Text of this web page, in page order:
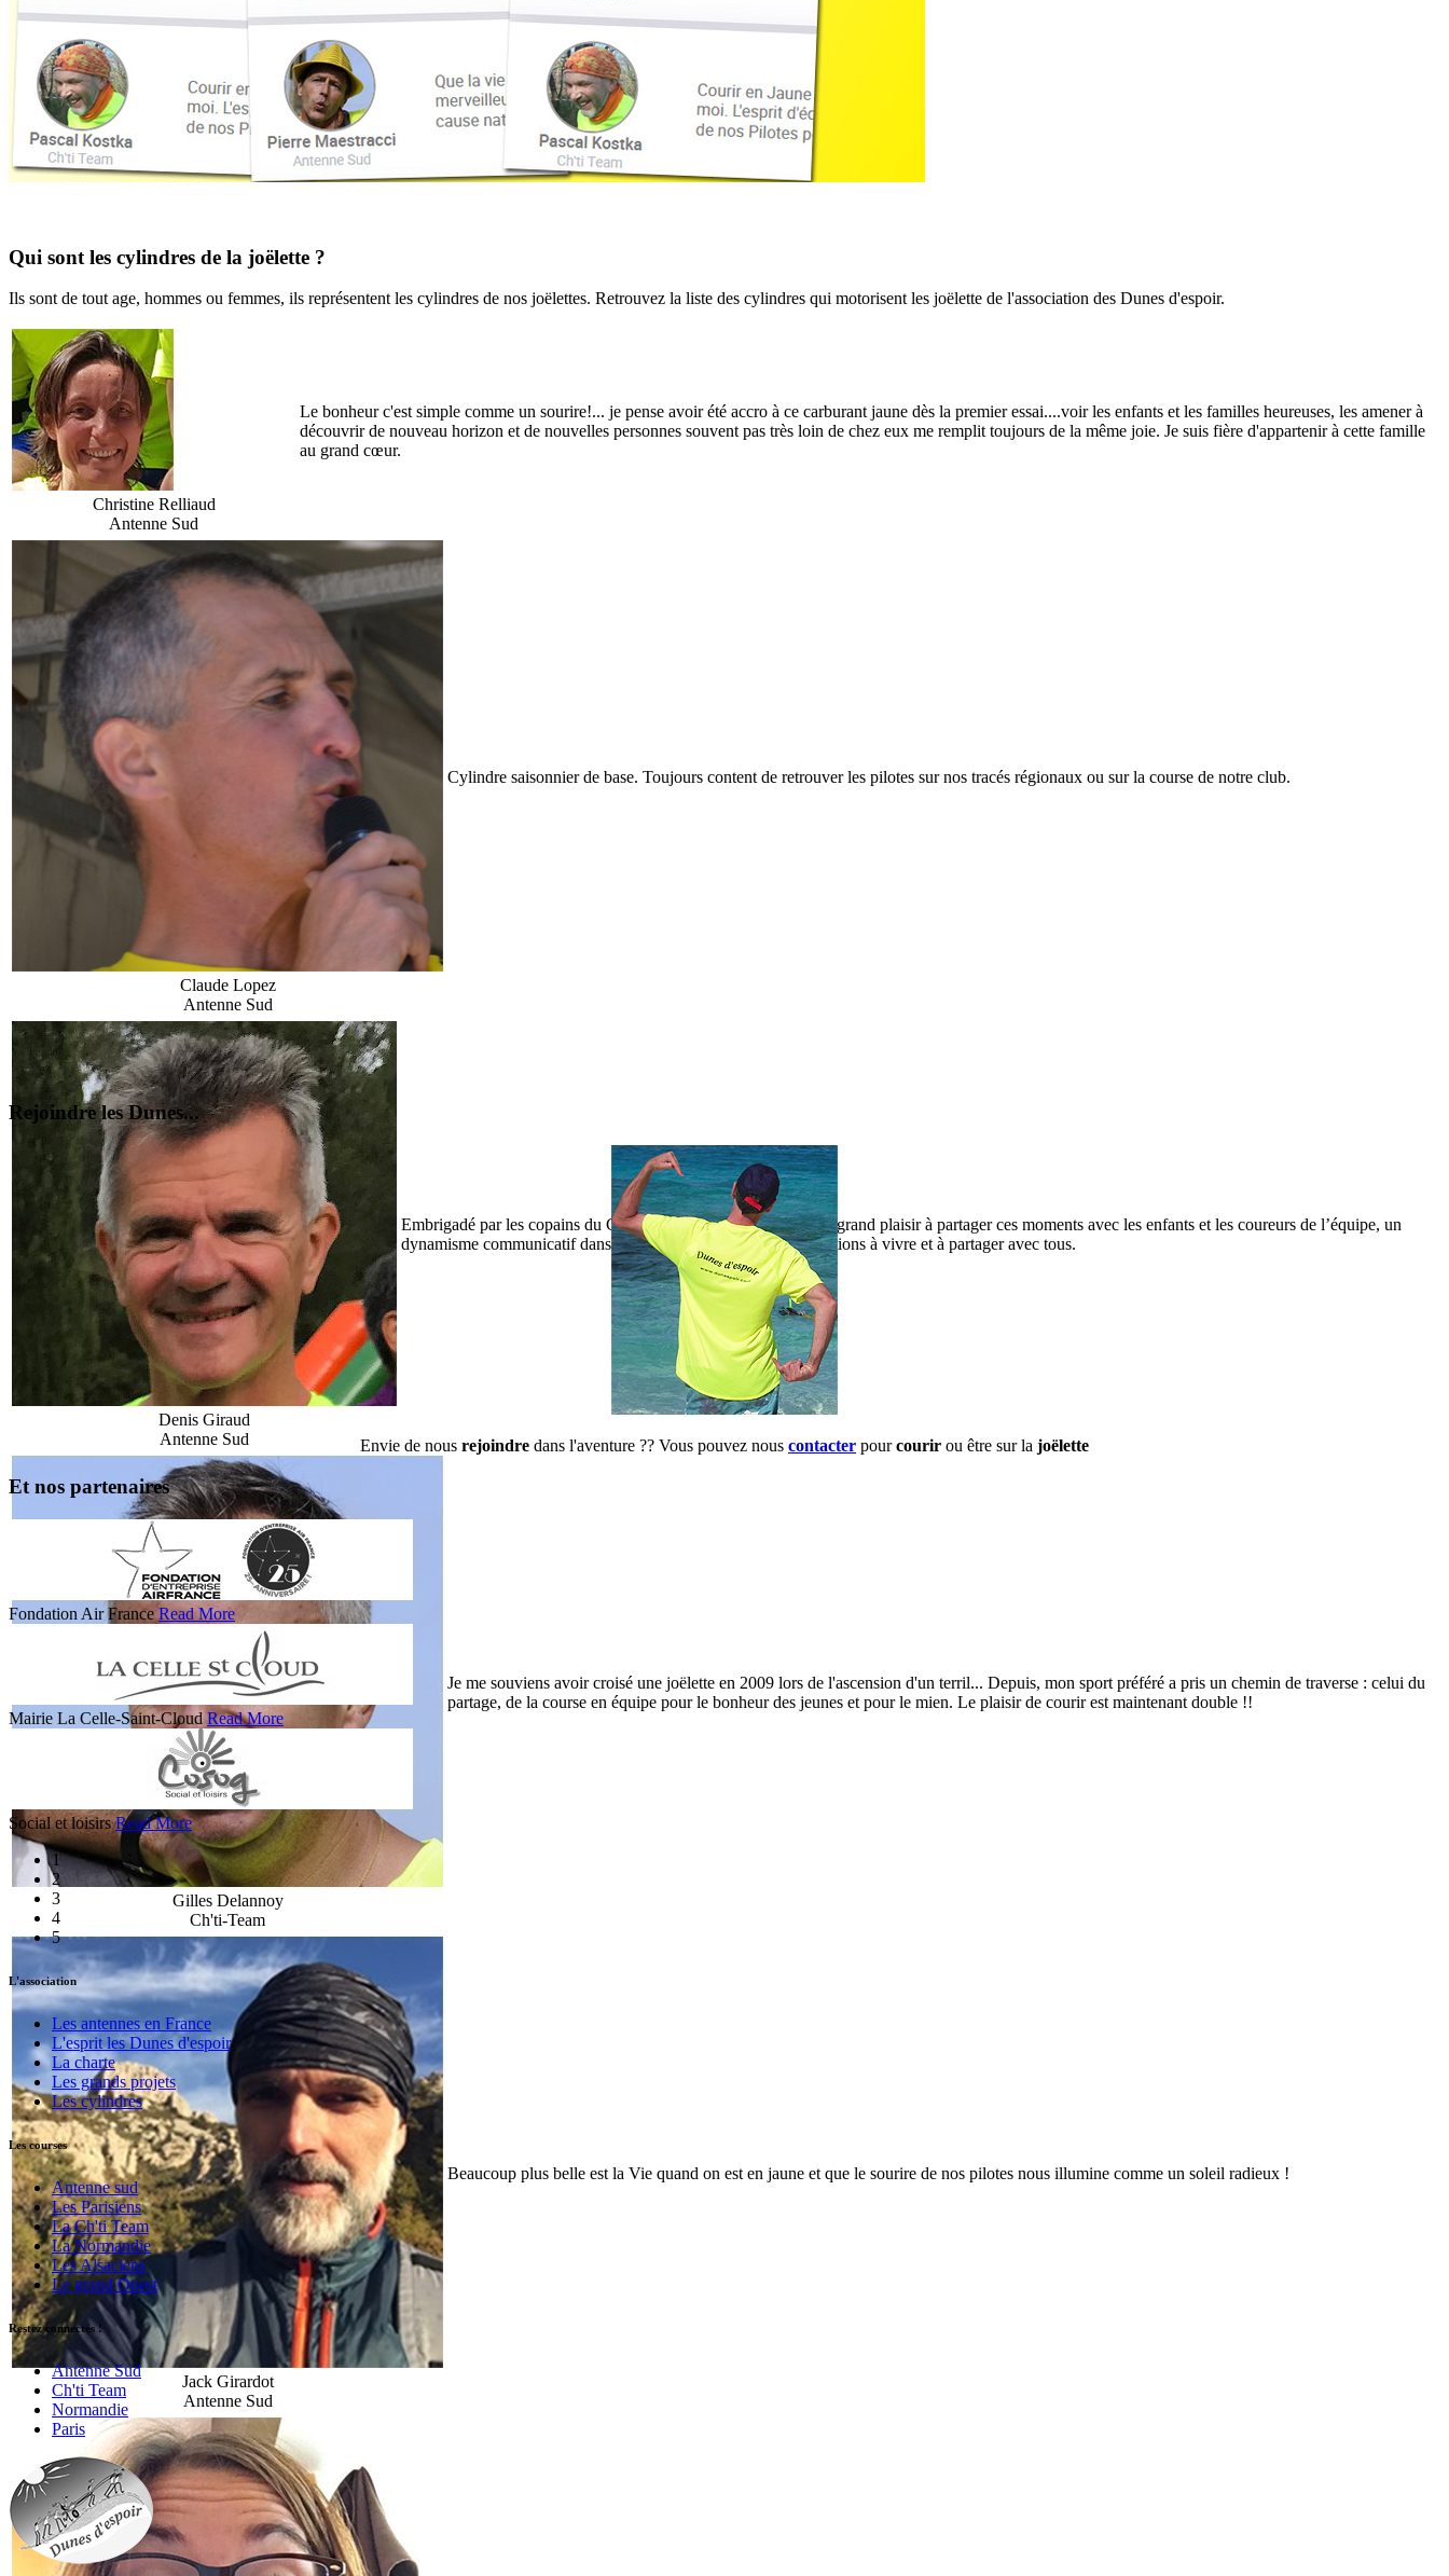
Qui sont les cylindres de la joëlette ?
Ils sont de tout age, hommes ou femmes, ils représentent les cylindres de nos joëlettes. Retrouvez la liste des cylindres qui motorisent les joëlette de l'association des Dunes d'espoir.
Christine Relliaud
Antenne Sud
Le bonheur c'est simple comme un sourire!... je pense avoir été accro à ce carburant jaune dès la premier essai....voir les enfants et les familles heureuses, les amener à
découvrir de nouveau horizon et de nouvelles personnes souvent pas très loin de chez eux me remplit toujours de la même joie. Je suis fière d'appartenir à cette famille
au grand cœur.
Claude Lopez
Antenne Sud
Cylindre saisonnier de base. Toujours content de retrouver les pilotes sur nos tracés régionaux ou sur la course de notre club.
Denis Giraud
Antenne Sud
Embrigadé par les copains du CAVAL Pertuis, je prends un très grand plaisir à partager ces moments avec les enfants et les coureurs de l’équipe, un
dynamisme communicatif dans l’effort et le partage. Que d’émotions à vivre et à partager avec tous.
Gilles Delannoy
Ch'ti-Team
Je me souviens avoir croisé une joëlette en 2009 lors de l'ascension d'un terril... Depuis, mon sport préféré a pris un chemin de traverse : celui du
partage, de la course en équipe pour le bonheur des jeunes et pour le mien. Le plaisir de courir est maintenant double !!
Jack Girardot
Antenne Sud
Beaucoup plus belle est la Vie quand on est en jaune et que le sourire de nos pilotes nous illumine comme un soleil radieux !
Rejoindre les Dunes...
Envie de nous rejoindre dans l'aventure ?? Vous pouvez nous contacter pourcourir ou être sur la joëlette
Et nos partenaires
Fondation Air FranceRead More
Mairie La Celle-Saint-CloudRead More
Social et loisirsRead More
1
2
3
4
5
L'association
Les antennes en France
L'esprit les Dunes d'espoir
La charte
Les grands projets
Les cylindres
Les courses
Antenne sud
Les Parisiens
La Ch'ti Team
La Normandie
Les Alsaciens
Le grand Ouest
Restez connectés !
Antenne Sud
Ch'ti Team
Normandie
Paris